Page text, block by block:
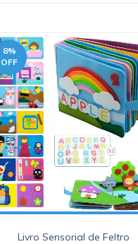
8%
OFF
Livro Sensorial de Feltro